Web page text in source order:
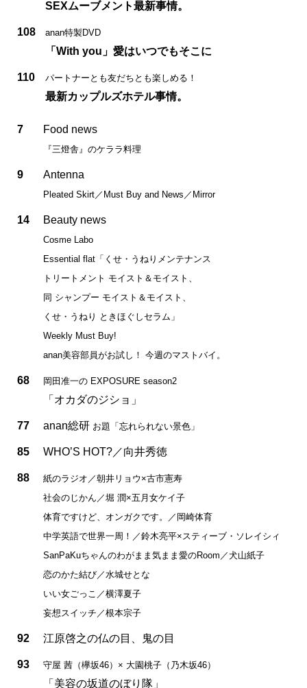
SEXムーブメント最新事情。
108 anan特製DVD
「With you」愛はいつでもそこに
110 パートナーとも友だちとも楽しめる！
最新カップルズホテル事情。
7 Food news
『三燈舎』のケララ料理
9 Antenna
Pleated Skirt／Must Buy and News／Mirror
14 Beauty news
Cosme Labo
Essential flat「くせ・うねりメンテナンス
トリートメント モイスト＆モイスト、
同 シャンプー モイスト＆モイスト、
くせ・うねり ときほぐしセラム」
Weekly Must Buy!
anan美容部員がお試し！ 今週のマストバイ。
68 岡田准一の EXPOSURE season2
「オカダのジショ」
77 anan総研 お題「忘れられない景色」
85 WHO’S HOT?／向井秀徳
88
紙のラジオ／朝井リョウ×古市憲寿
社会のじかん／堀 潤×五月女ケイ子
体育ですけど、オンガクです。／岡崎体育
中学英語で世界一周！／鈴木亮平×スティーブ・ソレイシィ
SanPaKuちゃんのわがまま気まま愛のRoom／犬山紙子
恋のかた結び／水城せとな
いい女ごっこ／横澤夏子
妄想スイッチ／根本宗子
92 江原啓之の仏の目、鬼の目
93 守屋 茜（欅坂46）× 大園桃子（乃木坂46）
「美容の坂道のぼり隊」